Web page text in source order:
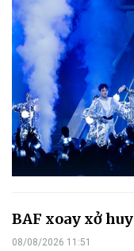
BAF xoay xở
08/08/2026 11:51